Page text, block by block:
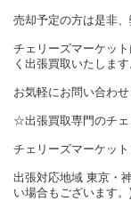
売却予定の方は是非、
チェリーズマーケッ
く出張買取いたします
お気軽にお問い合わ
☆出張買取専門のチ
チェリーズマーケッ
出張対応地域 東京・
い場合もございます。